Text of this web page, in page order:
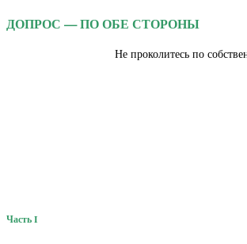
ДОПРОС — ПО ОБЕ СТОРОНЫ
Не проколитесь по
Часть I